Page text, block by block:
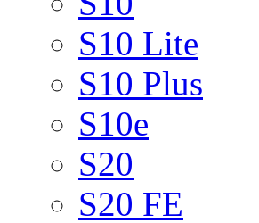
S10 Lite
S10 Plus
S10e
S20
S20 FE